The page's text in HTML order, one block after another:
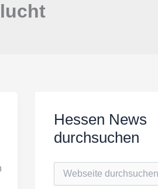
Hessen News
durchsuchen